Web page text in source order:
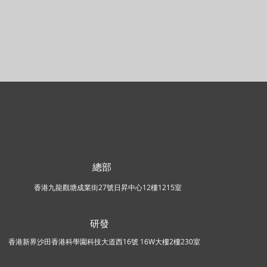
總部
香港九龍觀塘成業街27號日昇中心12樓1215室
研發
香港新界沙田香港科學園科技大道西16號 16W大樓2樓230室